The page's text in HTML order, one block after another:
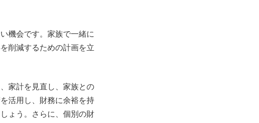
機会です。家族で一緒に
削減するための計画を立
家計を見直し、家族との
活用し、財務に余裕を持
ょう。さらに、個別の財